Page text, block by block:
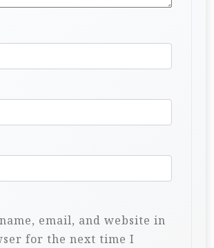
email, and website in
for the next time I